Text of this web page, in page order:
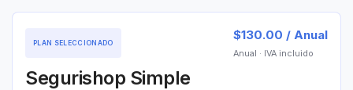
PLAN SELECCIONADO
Segurishop Simple
$130.00 / Anual
Anual · IVA incluido